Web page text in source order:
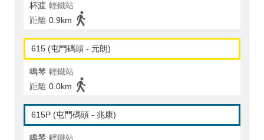
杯渡 輕鐵站
距離 0.9km
615 (屯門碼頭 - 元朗)
鳴琴 輕鐵站
距離 0.0km
615P (屯門碼頭 - 兆康)
鳴琴 輕鐵站